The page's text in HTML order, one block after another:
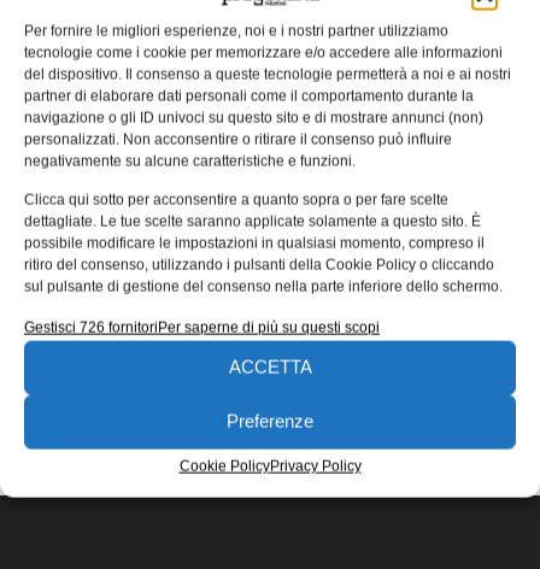
Per fornire le migliori esperienze, noi e i nostri partner utilizziamo
tecnologie come i cookie per memorizzare e/o accedere alle informazioni
del dispositivo. Il consenso a queste tecnologie permetterà a noi e ai nostri
partner di elaborare dati personali come il comportamento durante la
navigazione o gli ID univoci su questo sito e di mostrare annunci (non)
personalizzati. Non acconsentire o ritirare il consenso può influire
negativamente su alcune caratteristiche e funzioni.
Clicca qui sotto per acconsentire a quanto sopra o per fare scelte
dettagliate. Le tue scelte saranno applicate solamente a questo sito. È
possibile modificare le impostazioni in qualsiasi momento, compreso il
ritiro del consenso, utilizzando i pulsanti della Cookie Policy o cliccando
sul pulsante di gestione del consenso nella parte inferiore dello schermo.
Gestisci 726 fornitoriPer saperne di più su questi scopi
ACCETTA
Preferenze
Cookie PolicyPrivacy Policy
I carichi nei telai delle macchine
utensili
Riceviamo e pubblichiamo con piacere questo articolo di
Stefano Vinto di R+W dedicato ai carichi nei telai delle
macchine utensili
Stefano Vinto 08/10/2018
EDICOLA WEB